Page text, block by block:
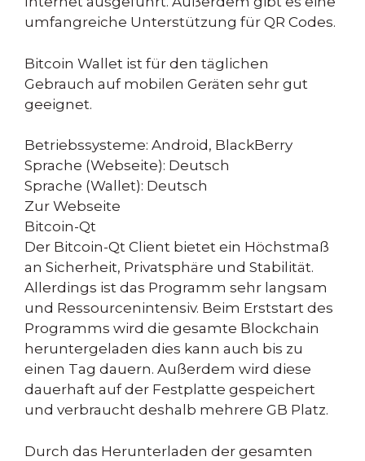
umfangreiche Unterstützung für QR Codes.
Bitcoin Wallet ist für den täglichen
Gebrauch auf mobilen Geräten sehr gut
geeignet.
Betriebssysteme: Android, BlackBerry
Sprache (Webseite): Deutsch
Sprache (Wallet): Deutsch
Zur Webseite
Bitcoin-Qt
Der Bitcoin-Qt Client bietet ein Höchstmaß
an Sicherheit, Privatsphäre und Stabilität.
Allerdings ist das Programm sehr langsam
und Ressourcenintensiv. Beim Erststart des
Programms wird die gesamte Blockchain
heruntergeladen dies kann auch bis zu
einen Tag dauern. Außerdem wird diese
dauerhaft auf der Festplatte gespeichert
und verbraucht deshalb mehrere GB Platz.
Durch das Herunterladen der gesamten